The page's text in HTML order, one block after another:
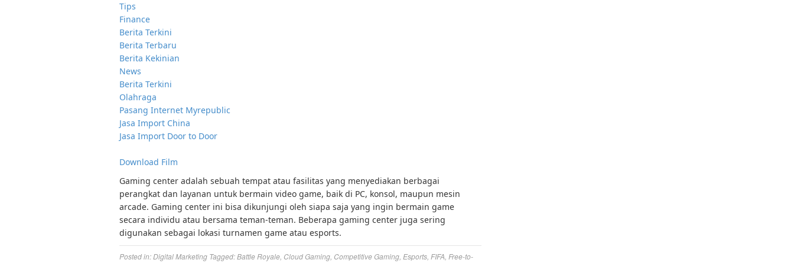
Tips
Finance
Berita Terkini
Berita Terbaru
Berita Kekinian
News
Berita Terkini
Olahraga
Pasang Internet Myrepublic
Jasa Import China
Jasa Import Door to Door
Download Film
Gaming center adalah sebuah tempat atau fasilitas yang menyediakan berbagai
perangkat dan layanan untuk bermain video game, baik di PC, konsol, maupun mesin
arcade. Gaming center ini bisa dikunjungi oleh siapa saja yang ingin bermain game
secara individu atau bersama teman-teman. Beberapa gaming center juga sering
digunakan sebagai lokasi turnamen game atau esports.
Posted in:Digital Marketing Tagged:Battle Royale Cloud Gaming Competitive Gaming Esports FIFA Free-to-